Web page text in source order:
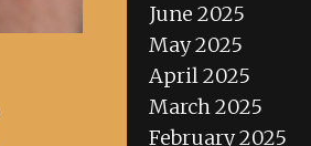
June 2025
May 2025
April 2025
March 2025
February 2025